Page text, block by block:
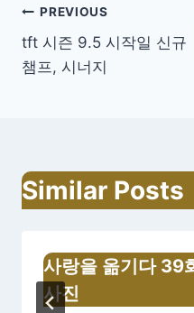
글
내
이
션
PREVIOUS
tft 시즌 9.5 시작일 신규
챔프, 시너지
Similar Posts
사랑을 옮기다 39
사진